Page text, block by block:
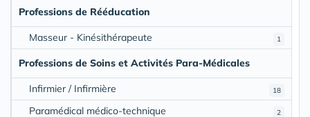
Professions de Rééducation
1
Masseur - Kinésithérapeute
Professions de Soins et Activités Para-Médicales
18
Infirmier / Infirmière
2
Paramédical médico-technique